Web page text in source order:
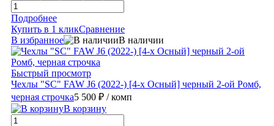
Подробнее
Купить в 1 кликСравнение
В избранное
В наличии
Быстрый просмотр
Чехлы "SC" FAW J6 (2022-) [4-х Осный] черный 2-ой Ромб,
черная строчка5 500 ₽ / комп
В корзину